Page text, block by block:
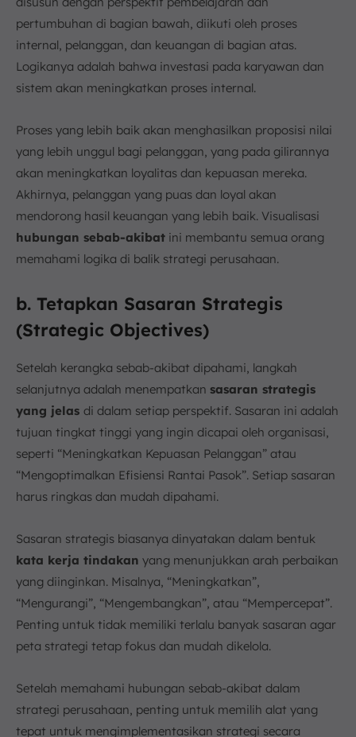
pertumbuhan di bagian bawah, diikuti oleh proses
internal, pelanggan, dan keuangan di bagian atas.
Logikanya adalah bahwa investasi pada karyawan dan
sistem akan meningkatkan proses internal.
Proses yang lebih baik akan menghasilkan proposisi nilai
yang lebih unggul bagi pelanggan, yang pada gilirannya
akan meningkatkan loyalitas dan kepuasan mereka.
Akhirnya, pelanggan yang puas dan loyal akan
mendorong hasil keuangan yang lebih baik. Visualisasi
hubungan sebab-akibat ini membantu semua orang
memahami logika di balik strategi perusahaan.
b. Tetapkan Sasaran Strategis
(Strategic Objectives)
Setelah kerangka sebab-akibat dipahami, langkah
selanjutnya adalah menempatkan sasaran strategis
yang jelas di dalam setiap perspektif. Sasaran ini adalah
tujuan tingkat tinggi yang ingin dicapai oleh organisasi,
seperti “Meningkatkan Kepuasan Pelanggan” atau
“Mengoptimalkan Efisiensi Rantai Pasok”. Setiap sasaran
harus ringkas dan mudah dipahami.
Sasaran strategis biasanya dinyatakan dalam bentuk
kata kerja tindakan yang menunjukkan arah perbaikan
yang diinginkan. Misalnya, “Meningkatkan”,
“Mengurangi”, “Mengembangkan”, atau “Mempercepat”.
Penting untuk tidak memiliki terlalu banyak sasaran agar
peta strategi tetap fokus dan mudah dikelola.
Setelah memahami hubungan sebab-akibat dalam
strategi perusahaan, penting untuk memilih alat yang
tepat untuk mengimplementasikan strategi secara